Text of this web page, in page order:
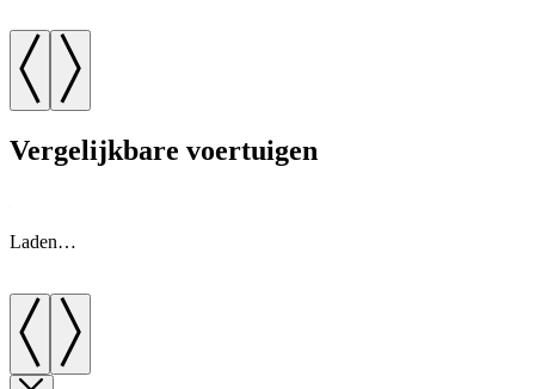
Vergelijkbare voertuigen
Laden…